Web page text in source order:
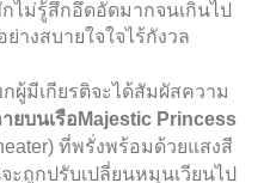
ไม่รู้สึกอึดอัดมากจนเกินไป
างสบายใจใจไร้กังวล
ผู้มีเกียรติจะได้สัมผัสความ
ยบนเรือ Majestic Princess
) ที่พรั่งพร้อมด้วยแสงสี
ะถูกปรับเปลี่ยนหมุนเวียนไป